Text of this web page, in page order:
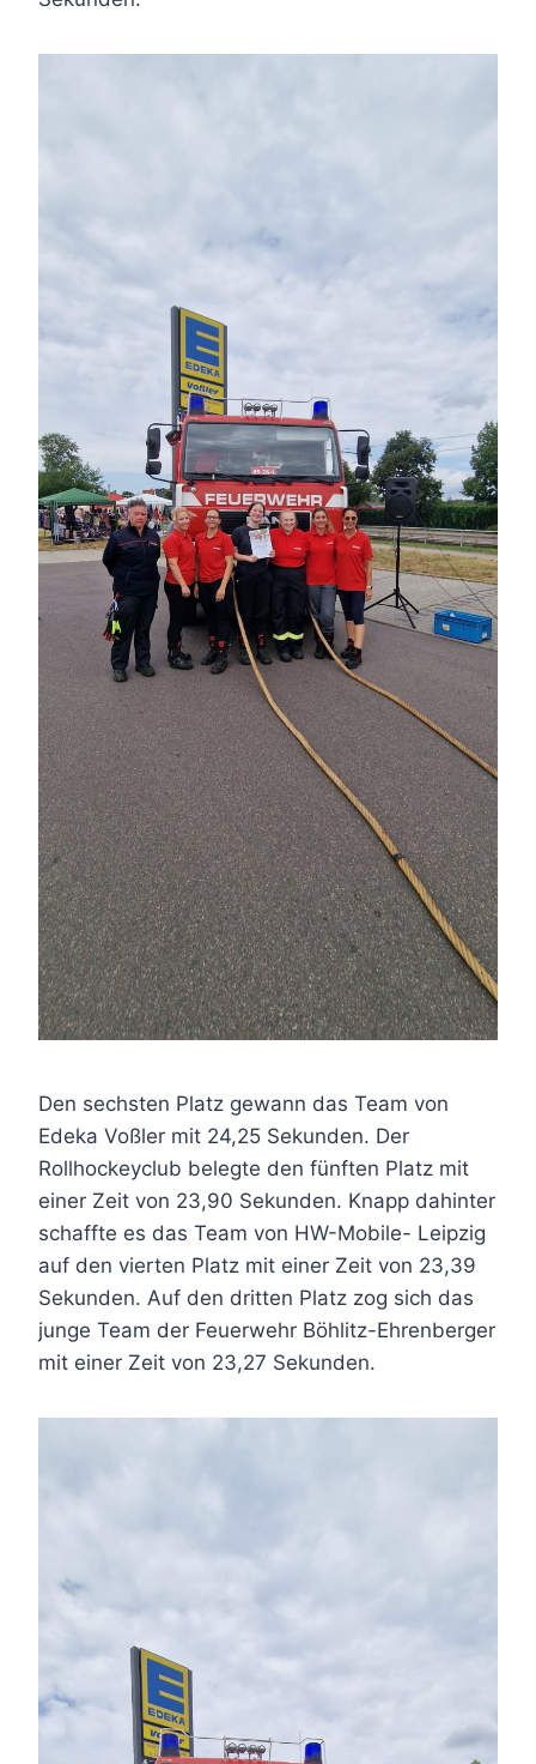
Den sechsten Platz gewann das Team von
Edeka Voßler mit 24,25 Sekunden. Der
Rollhockeyclub belegte den fünften Platz mit
einer Zeit von 23,90 Sekunden. Knapp dahinter
schaffte es das Team von HW-Mobile- Leipzig
auf den vierten Platz mit einer Zeit von 23,39
Sekunden. Auf den dritten Platz zog sich das
junge Team der Feuerwehr Böhlitz-Ehrenberger
mit einer Zeit von 23,27 Sekunden.